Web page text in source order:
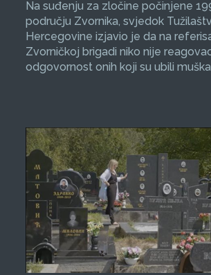
Na suđenju za zločine počinjene
području Zvornika, svjedok
Hercegovine izjavio je da na
Zvorničkoj brigadi niko nije
odgovornost onih koji su ubili